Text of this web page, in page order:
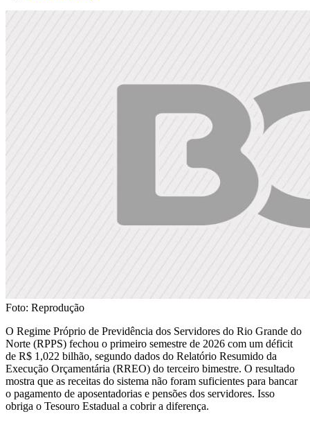
Foto: Reprodução
O Regime Próprio de Previdência dos Servidores do Rio Grande do
Norte (RPPS) fechou o primeiro semestre de 2026 com um déficit
de R$ 1,022 bilhão, segundo dados do Relatório Resumido da
Execução Orçamentária (RREO) do terceiro bimestre. O resultado
mostra que as receitas do sistema não foram suficientes para bancar
o pagamento de aposentadorias e pensões dos servidores. Isso
obriga o Tesouro Estadual a cobrir a diferença.